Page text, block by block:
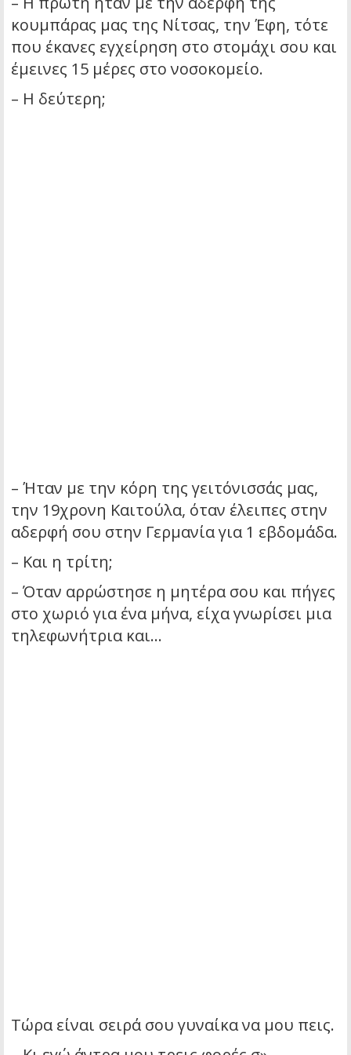
κουμπάρας μας της Νίτσας, την Έφη, τότε
που έκανες εγχείρηση στο στομάχι σου και
έμεινες 15 μέρες στο νοσοκομείο.
– Η δεύτερη;
– Ήταν με την κόρη της γειτόνισσάς μας,
την 19χρονη Καιτούλα, όταν έλειπες στην
αδερφή σου στην Γερμανία για 1 εβδομάδα.
– Και η τρίτη;
– Όταν αρρώστησε η μητέρα σου και πήγες
στο χωριό για ένα μήνα, είχα γνωρίσει μια
τηλεφωνήτρια και…
Τώρα είναι σειρά σου γυναίκα να μου πεις.